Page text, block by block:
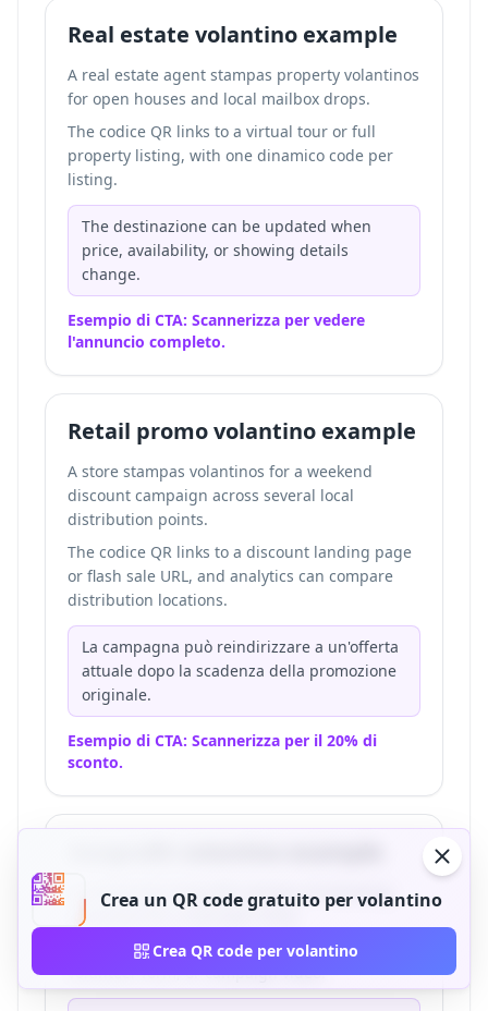
Real estate volantino example
A real estate agent stampas property volantinos
for open houses and local mailbox drops.
The codice QR links to a virtual tour or full
property listing, with one dinamico code per
listing.
The destinazione can be updated when
price, availability, or showing details
change.
Esempio di CTA: Scannerizza per vedere
l'annuncio completo.
Retail promo volantino example
A store stampas volantinos for a weekend
discount campaign across several local
distribution points.
The codice QR links to a discount landing page
or flash sale URL, and analytics can compare
distribution locations.
La campagna può reindirizzare a un'offerta
attuale dopo la scadenza della promozione
originale.
Esempio di CTA: Scannerizza per il 20% di
sconto.
A community nonprofit stampas fundraising
volantinos for a volunteer drive.
The codice QR links to a donation page,
volunteer form, or campaign video.
Crea un QR code gratuito per volantino
Crea QR code per volantino